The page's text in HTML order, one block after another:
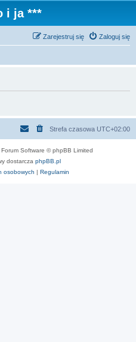
i ja ***
Zaloguj się
Zarejestruj się
Strefa czasowa UTC+02:00
Software © phpBB Limited
dostarcza phpBB.pl
osobowych | Regulamin